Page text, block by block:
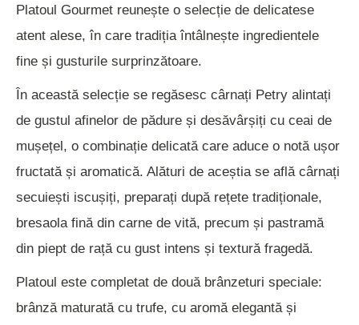
Platoul Gourmet reunește o selecție de delicatese
atent alese, în care tradiția întâlnește ingredientele
fine și gusturile surprinzătoare.
În această selecție se regăsesc cârnați Petry alintați
de gustul afinelor de pădure și desăvârșiți cu ceai de
mușețel, o combinație delicată care aduce o notă ușor
fructată și aromatică. Alături de aceștia se află cârnați
secuiești iscușiți, preparați după rețete tradiționale,
bresaola fină din carne de vită, precum și pastramă
din piept de rață cu gust intens și textură fragedă.
Platoul este completat de două brânzeturi speciale:
brânză maturată cu trufe, cu aromă elegantă și